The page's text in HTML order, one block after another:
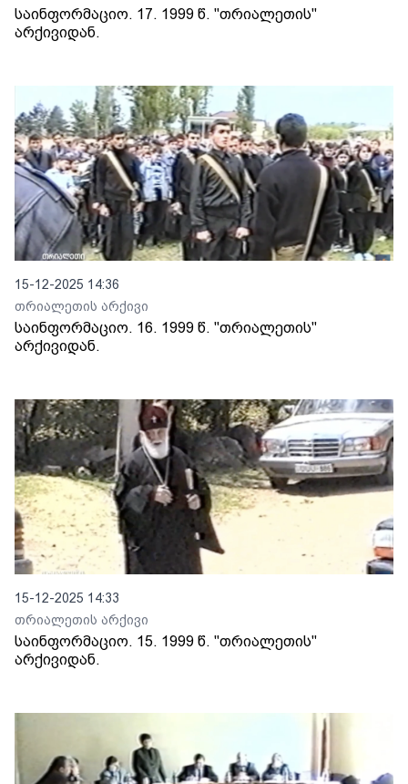
საინფორმაციო. 17. 1999 წ. "თრიალეთის"
არქივიდან.
15-12-2025 14:36
თრიალეთის არქივი
საინფორმაციო. 16. 1999 წ. "თრიალეთის"
არქივიდან.
15-12-2025 14:33
თრიალეთის არქივი
საინფორმაციო. 15. 1999 წ. "თრიალეთის"
არქივიდან.